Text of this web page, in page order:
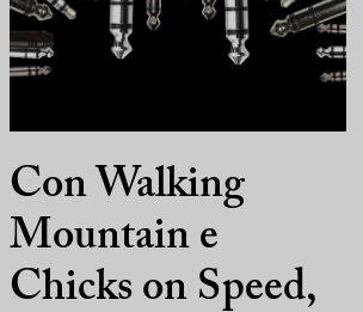
Con Walking
Mountain e
Chicks on Speed,